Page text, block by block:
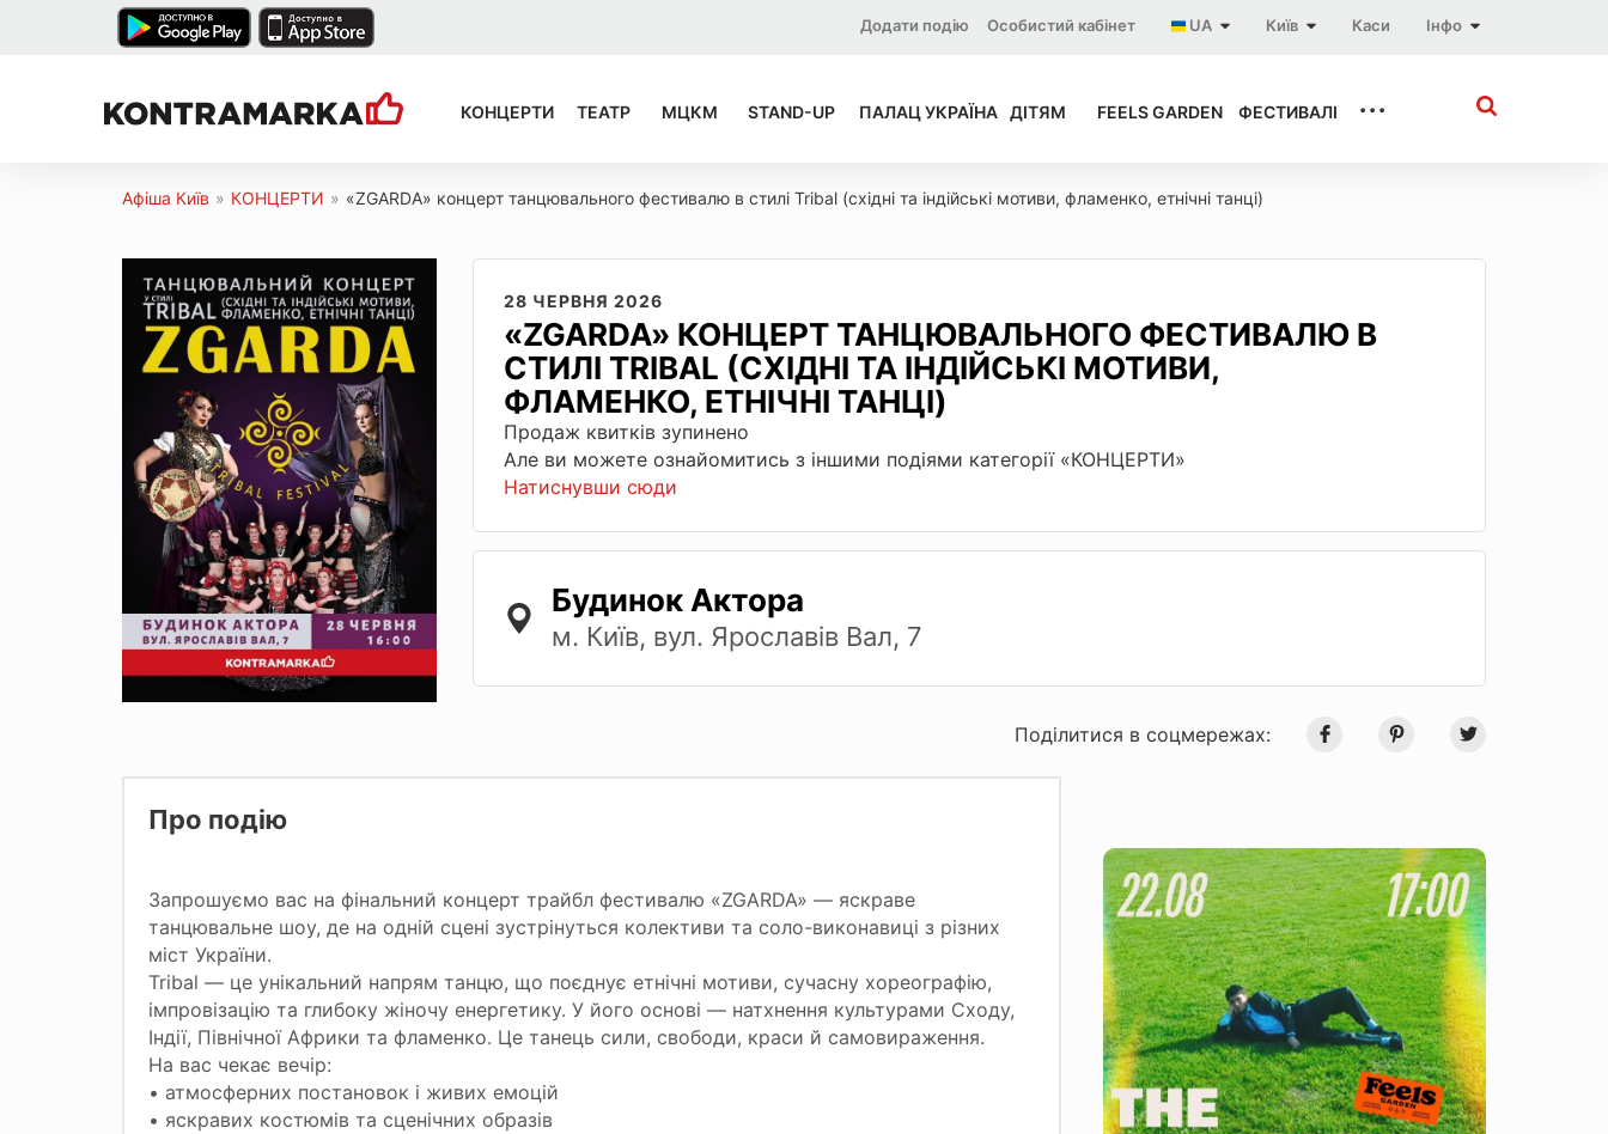
Інфо
Каси
Київ
UA
Особистий кабінет
Додати подію
КОНЦЕРТИ ТЕАТР МЦКМ STAND-UP ПАЛАЦ УКРАЇНА ДІТЯМ FEELS GARDEN ФЕСТИВАЛІ ...
Афіша Київ » КОНЦЕРТИ » «ZGARDA» концерт танцювального фестивалю в стилі Tribal (східні та індійські мотиви, фламенко, етнічні танці)
28 ЧЕРВНЯ 2026
«ZGARDA» КОНЦЕРТ ТАНЦЮВАЛЬНОГО ФЕСТИВАЛЮ В
СТИЛІ TRIBAL (СХІДНІ ТА ІНДІЙСЬКІ МОТИВИ,
ФЛАМЕНКО, ЕТНІЧНІ ТАНЦІ)
Продаж квитків зупинено
Але ви можете ознайомитись з іншими подіями категорії «КОНЦЕРТИ»
Натиснувши сюди
Будинок Актора
м. Київ, вул. Ярославів Вал, 7
Поділитися в соцмережах:
Про подію
Запрошуємо вас на фінальний концерт трайбл фестивалю «ZGARDA» — яскраве
танцювальне шоу, де на одній сцені зустрінуться колективи та соло-виконавиці з різних
міст України.
Tribal — це унікальний напрям танцю, що поєднує етнічні мотиви, сучасну хореографію,
імпровізацію та глибоку жіночу енергетику. У його основі — натхнення культурами Сходу,
Індії, Північної Африки та фламенко. Це танець сили, свободи, краси й самовираження.
На вас чекає вечір:
• атмосферних постановок і живих емоцій
• яскравих костюмів та сценічних образів